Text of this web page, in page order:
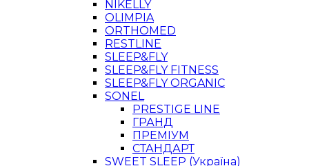
NIKELLY
OLIMPIA
ORTHOMED
RESTLINE
SLEEP&FLY
SLEEP&FLY FITNESS
SLEEP&FLY ORGANIC
SONEL
PRESTIGE LINE
ГРАНД
ПРЕМІУМ
СТАНДАРТ
SWEET SLEEP (Україна)